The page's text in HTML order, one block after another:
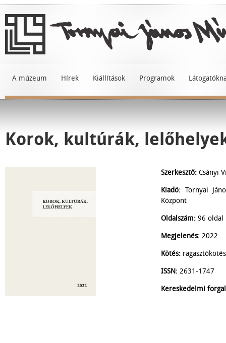
A múzeum Hírek Kiállítások Programok
Korok, kultúrák,
Szerkesztő: Csányi
Kiadó: Tornyai
Központ
Oldalszám: 96 oldal
Megjelenés: 2022
Kötés:
ISSN: 2631-1747
Kereskedelmi